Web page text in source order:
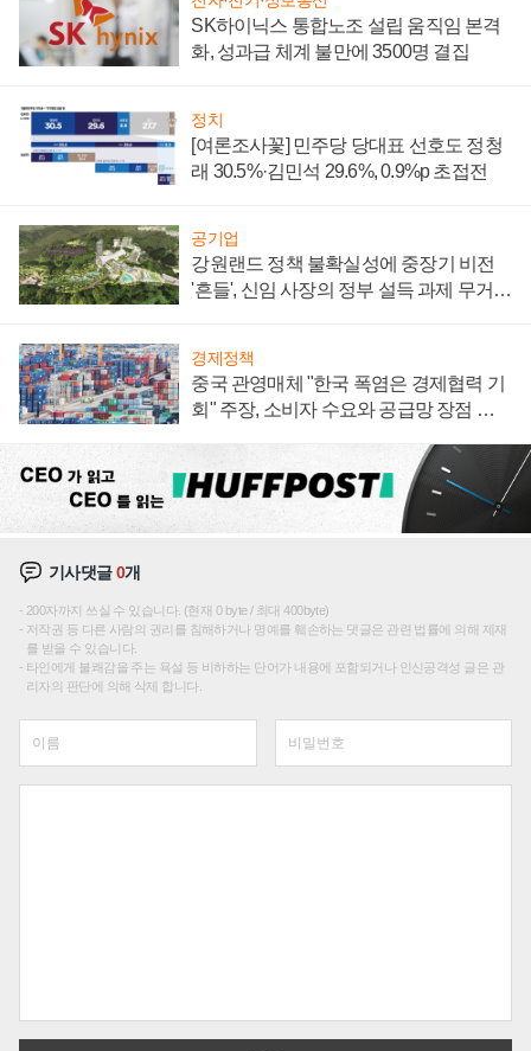
SK하이닉스 통합노조 설립 움직임 본격
화, 성과급 체계 불만에 3500명 결집
정치
[여론조사꽃] 민주당 당대표 선호도 정청
래 30.5%·김민석 29.6%, 0.9%p 초접전
공기업
강원랜드 정책 불확실성에 중장기 비전
'흔들', 신임 사장의 정부 설득 과제 무거워
경제정책
중국 관영매체 "한국 폭염은 경제협력 기
회" 주장, 소비자 수요와 공급망 장점 강
기사댓글0개
200자까지 쓰실 수 있습니다. (현재 0 byte / 최대 400byte)
저작권 등 다른 사람의 권리를 침해하거나 명예를 훼손하는 댓글은 관련 법률에 의해 제재
를 받을 수 있습니다.
타인에게 불쾌감을 주는 욕설 등 비하하는 단어가 내용에 포함되거나 인신공격성 글은 관
리자의 판단에 의해 삭제 합니다.